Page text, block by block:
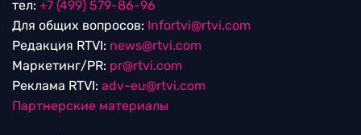
тел: +7 (499) 579-86-96
Для общих вопросов: Infortvi@rtvi.com
Редакция RTVI: news@rtvi.com
Маркетинг/PR: pr@rtvi.com
Реклама RTVI: adv-eu@rtvi.com
Партнерские материалы